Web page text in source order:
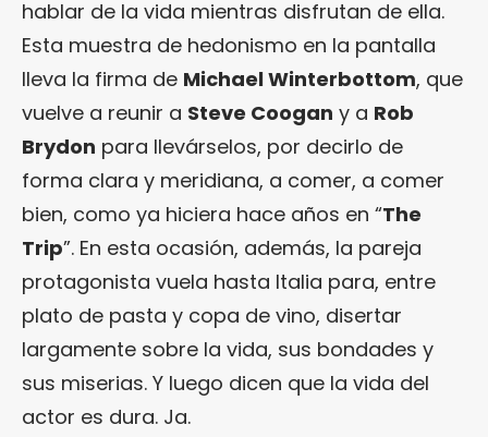
hablar de la vida mientras disfrutan de ella.
Esta muestra de hedonismo en la pantalla
lleva la firma de Michael Winterbottom, que
vuelve a reunir a Steve Coogan y a Rob
Brydon para llevárselos, por decirlo de
forma clara y meridiana, a comer, a comer
bien, como ya hiciera hace años en “The
Trip”. En esta ocasión, además, la pareja
protagonista vuela hasta Italia para, entre
plato de pasta y copa de vino, disertar
largamente sobre la vida, sus bondades y
sus miserias. Y luego dicen que la vida del
actor es dura. Ja.